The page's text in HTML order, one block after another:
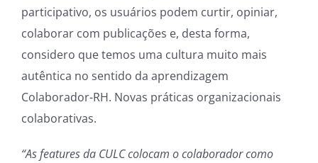
participativo, os usuários podem curtir, opiniar,
colaborar com publicações e, desta forma,
considero que temos uma cultura muito mais
autêntica no sentido da aprendizagem
Colaborador-RH. Novas práticas organizacionais
colaborativas.
“As features da CULC colocam o colaborador como